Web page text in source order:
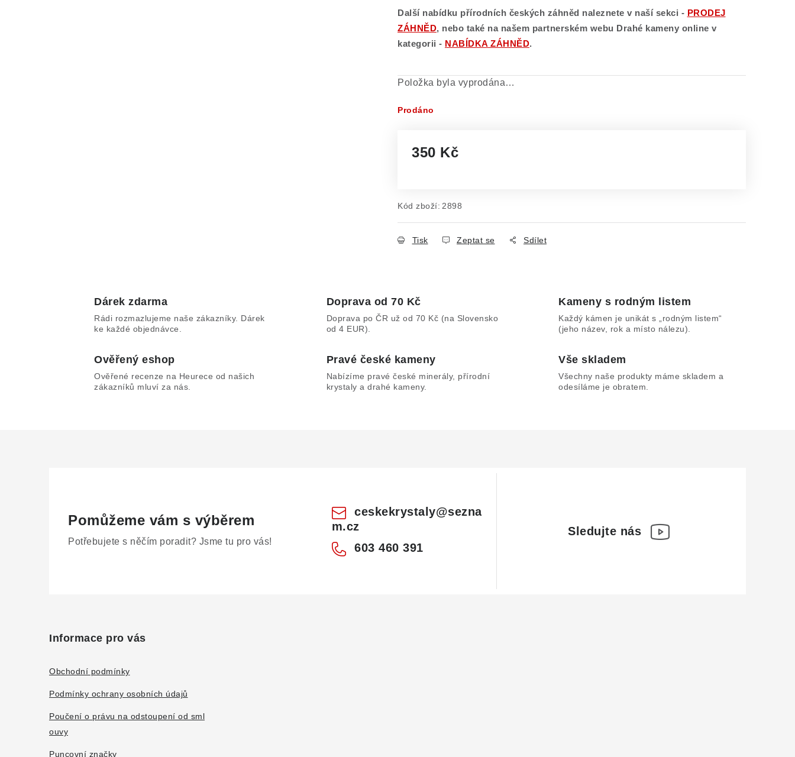
Další nabídku přírodních českých záhněd naleznete v naší sekci - PRODEJ
ZÁHNĚD, nebo také na našem partnerském webu Drahé kameny online v
kategorii - NABÍDKA ZÁHNĚD.
Položka byla vyprodána…
Prodáno
350 Kč
Kód zboží: 2898
Tisk Zeptat se Sdílet
Dárek zdarma
Rádi rozmazlujeme naše zákazníky. Dárek
ke každé objednávce.
Doprava od 70 Kč
Doprava po ČR už od 70 Kč (na Slovensko
od 4 EUR).
Kameny s rodným listem
Každý kámen je unikát s „rodným listem“
(jeho název, rok a místo nálezu).
Ověřený eshop
Ověřené recenze na Heurece od našich
zákazníků mluví za nás.
Pravé české kameny
Nabízíme pravé české minerály, přírodní
krystaly a drahé kameny.
Vše skladem
Všechny naše produkty máme skladem a
odesíláme je obratem.
Pomůžeme vám s výběrem
Potřebujete s něčím poradit? Jsme tu pro vás!
ceskekrystaly@sezna
m.cz
603 460 391
Informace pro vás
Obchodní podmínky
Podmínky ochrany osobních údajů
Poučení o právu na odstoupení od sml
ouvy
Puncovní značky